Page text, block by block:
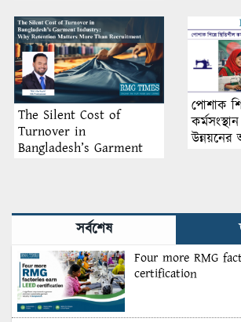
The Silent Cost of
Turnover in
Bangladesh’s Garment
পোশাক
উন্নয়নের
সর্বশেষ
Four more RMG
certification